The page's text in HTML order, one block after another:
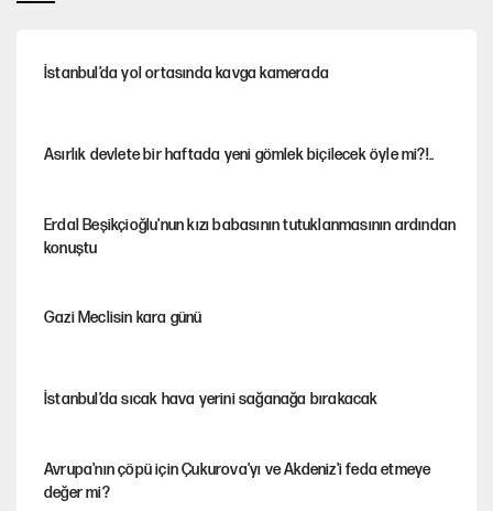
İstanbul’da yol ortasında kavga kamerada
Asırlık devlete bir haftada yeni gömlek biçilecek öyle mi?!..
Erdal Beşikçioğlu'nun kızı babasının tutuklanmasının ardından
konuştu
Gazi Meclisin kara günü
İstanbul’da sıcak hava yerini sağanağa bırakacak
Avrupa'nın çöpü için Çukurova'yı ve Akdeniz'i feda etmeye
değer mi?